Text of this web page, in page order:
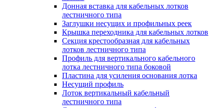
Донная вставка для кабельных лотков
лестничного типа
Заглушки несущих и профильных реек
Крышка переходника для кабельных лотков
Секция крестообразная для кабельных
лотков лестничного типа
Профиль для вертикального кабельного
лотка лестничного типа боковой
Пластина для усиления основания лотка
Несущий профиль
Лоток вертикальный кабельный
лестничного типа